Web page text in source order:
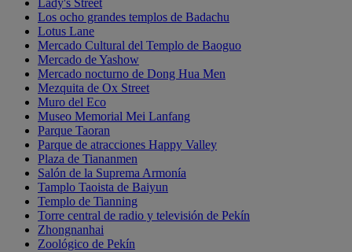
Lady's Street
Los ocho grandes templos de Badachu
Lotus Lane
Mercado Cultural del Templo de Baoguo
Mercado de Yashow
Mercado nocturno de Dong Hua Men
Mezquita de Ox Street
Muro del Eco
Museo Memorial Mei Lanfang
Parque Taoran
Parque de atracciones Happy Valley
Plaza de Tiananmen
Salón de la Suprema Armonía
Tamplo Taoista de Baiyun
Templo de Tianning
Torre central de radio y televisión de Pekín
Zhongnanhai
Zoológico de Pekín